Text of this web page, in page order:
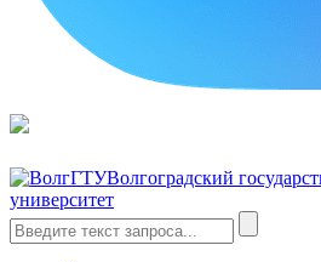
Волгоградский
университет